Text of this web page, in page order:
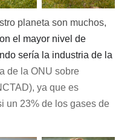
planeta son muchos,
el mayor nivel de
sería la industria de la
de la ONU sobre
ya que es
un 23% de los gases de